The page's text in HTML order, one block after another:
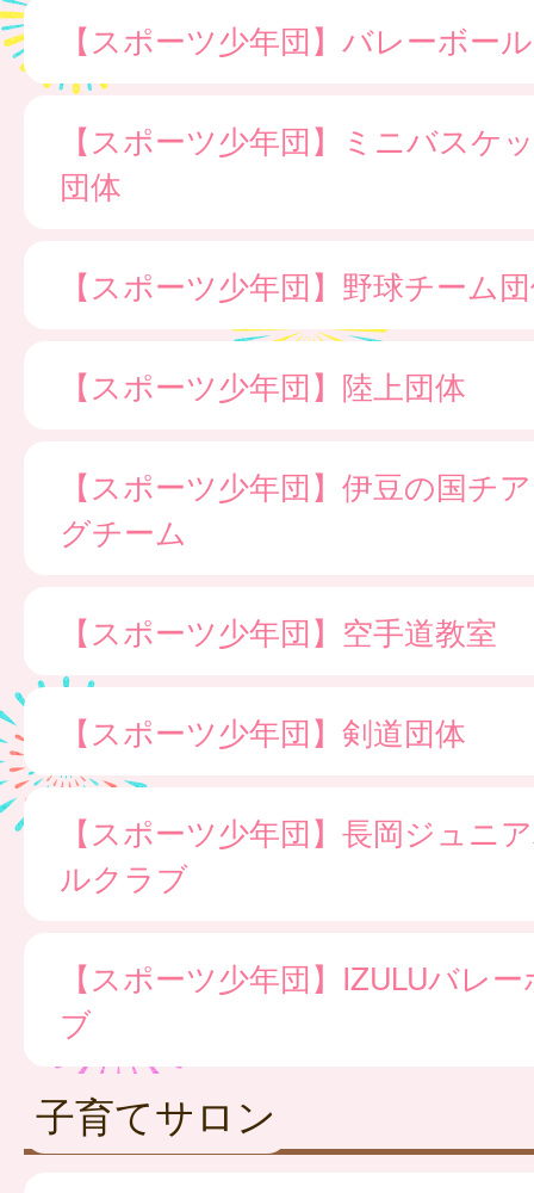
【スポーツ少年団】バレーボー
【スポーツ少年団】ミニバスケ
団体
【スポーツ少年団】野球チーム
【スポーツ少年団】陸上団体
【スポーツ少年団】伊豆の国チ
グチーム
【スポーツ少年団】空手道教室
【スポーツ少年団】剣道団体
【スポーツ少年団】長岡ジュニ
ルクラブ
【スポーツ少年団】IZULUバレ
ブ
子育てサロン